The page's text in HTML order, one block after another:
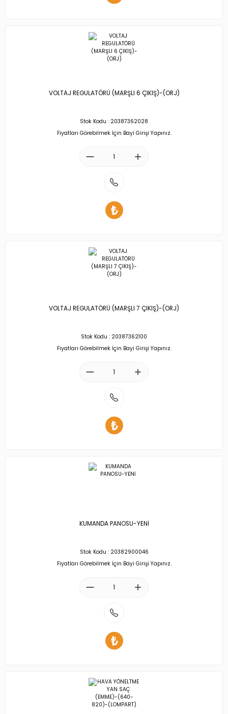
VOLTAJ REGULATÖRÜ (MARŞLI 6 ÇIKIŞ)-(ORJ)
Stok Kodu : 20387362028
Fiyatları Görebilmek İçin Bayi Girişi Yapınız.
VOLTAJ REGULATÖRÜ (MARŞLI 7 ÇIKIŞ)-(ORJ)
Stok Kodu : 20387362100
Fiyatları Görebilmek İçin Bayi Girişi Yapınız.
KUMANDA PANOSU-YENİ
Stok Kodu : 20382900046
Fiyatları Görebilmek İçin Bayi Girişi Yapınız.